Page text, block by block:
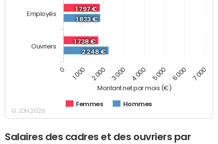
Montant net par mois (€)
1 797 €
1 738 €
1 833 €
2 248 €
Femmes Hommes
Employés
Ouvriers
0 1 000 2 000 3 000 4 000 5 000 6 000 7 000
© JDN 2026
Salaires des cadres et des ouvriers par